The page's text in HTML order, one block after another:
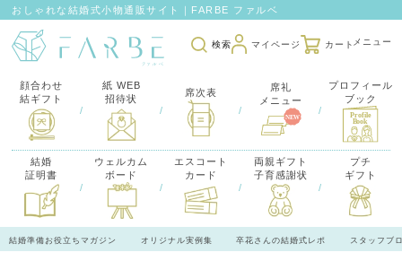
おしゃれな結婚式小物通販サイト｜FARBE ファルベ
検索 マイページ カート
顔合わせ
結ギフト
/
紙 WEB
招待状
/
席次表
/
席礼
メニュー
/
プロフィール
ブック
結婚
証明書
/
ウェルカム
ボード
/
エスコート
カード
/
両親ギフト
子育感謝状
/
プチ
ギフト
結婚準備お役立ちマガジン オリジナル実例集 卒花さんの結婚式レポ スタッフブ